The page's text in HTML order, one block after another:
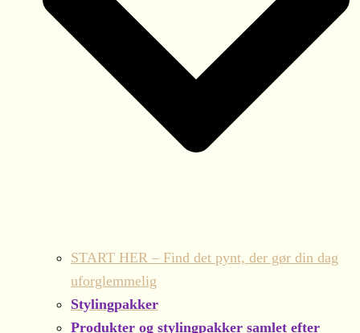
START HER – Find det pynt, der gør din dag
uforglemmelig
Stylingpakker
Produkter og stylingpakker samlet efter